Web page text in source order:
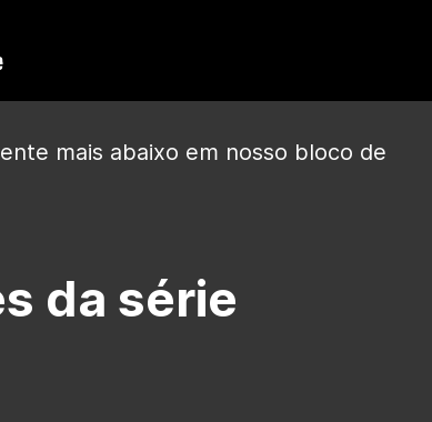
mais abaixo em nosso bloco de
da série